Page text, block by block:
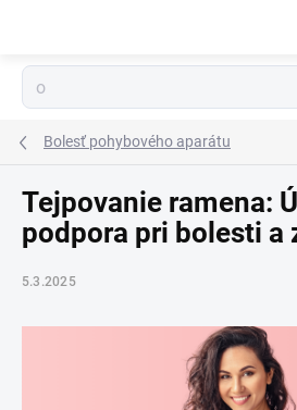
Bolesť pohybového aparátu
Tejpovanie ramena:
podpora pri bolesti a
5.3.2025